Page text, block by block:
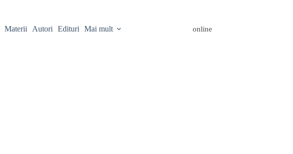
Materii Autori Edituri Mai mult online